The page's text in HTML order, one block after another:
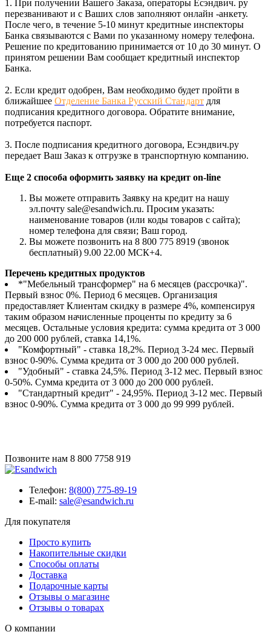
1. При получении Вашего Заказа, операторы Есэндвич. ру
перезванивают и с Ваших слов заполняют онлайн -анкету.
После чего, в течение 5-10 минут кредитные инспекторы
Банка связываются с Вами по указанному номеру телефона.
Решение по кредитованию принимается от 10 до 30 минут. О
принятом решении Вам сообщает кредитный инспектор
Банка.
2. Если кредит одобрен, Вам необходимо будет пройти в
ближайшее Отделение Банка Русский Стандарт для
подписания кредитного договора. Обратите внимание,
потребуется паспорт.
3. После подписания кредитного договора, Есэндвич.ру
передает Ваш Заказ к отгрузке в транспортную компанию.
Еще 2 способа оформить заявку на кредит on-line
Вы можете отправить Заявку на кредит на нашу
эл.почту sale@esandwich.ru. Просим указать:
наименование товаров (или коды товаров с сайта);
номер телефона для связи; Ваш город.
Вы можете позвонить на 8 800 775 8919 (звонок
бесплатный) 9.00 22.00 МСК+4.
Перечень кредитных продуктов
*"Мебельный трансформер" на 6 месяцев (рассрочка)".
Первый взнос 0%. Период 6 месяцев. Организация
предоставляет Клиентам скидку в размере 4%, компенсируя
таким образом начисленные проценты по кредиту за 6
месяцев. Остальные условия кредита: сумма кредита от 3 000
до 200 000 рублей, ставка 14,1%.
"Комфортный" - ставка 18,2%. Период 3-24 мес. Первый
взнос 0-90%. Сумма кредита от 3 000 до 200 000 рублей.
"Удобный" - ставка 24,5%. Период 3-12 мес. Первый взнос
0-50%. Сумма кредита от 3 000 до 200 000 рублей.
"Стандартный кредит" - 24,95%. Период 3-12 мес. Первый
взнос 0-90%. Сумма кредита от 3 000 до 99 999 рублей.
Позвоните нам 8 800 7758 919
Телефон: 8(800) 775-89-19
E-mail: sale@esandwich.ru
Для покупателя
Просто купить
Накопительные скидки
Способы оплаты
Доставка
Подарочные карты
Отзывы о магазине
Отзывы о товарах
О компании